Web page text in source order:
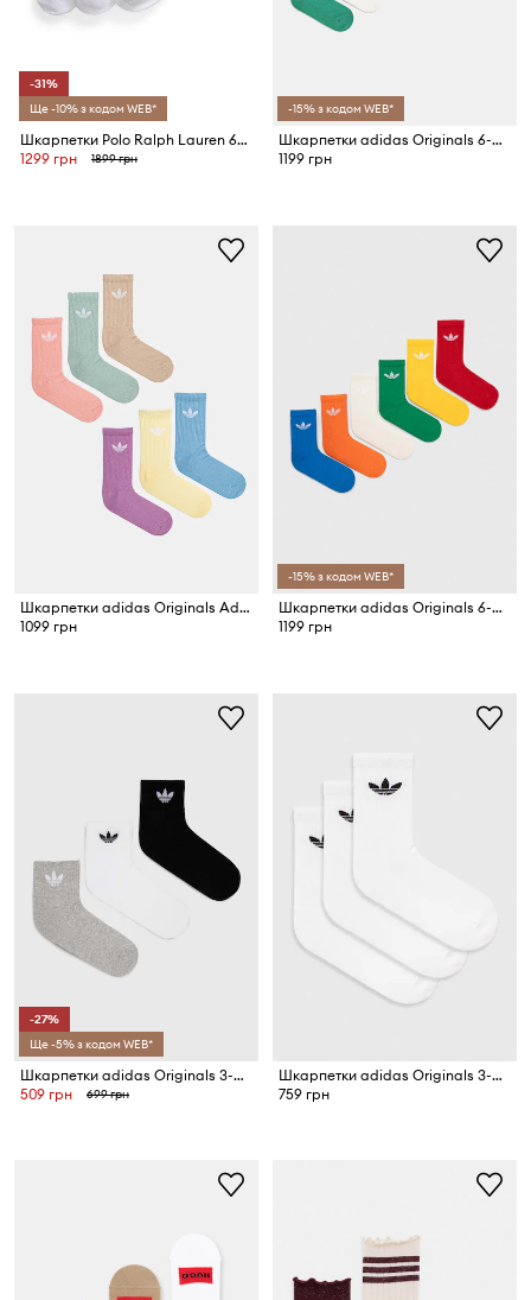
-31%
Ще -10% з кодом WEB*
Шкарпетки Polo Ralph Lauren 6-pack
1299 грн
1899 грн
-15% з кодом WEB*
Шкарпетки adidas Originals 6-pack
1199 грн
Шкарпетки adidas Originals Adicolor 6-pack
1099 грн
-15% з кодом WEB*
Шкарпетки adidas Originals 6-pack
1199 грн
-27%
Ще -5% з кодом WEB*
Шкарпетки adidas Originals 3-pack
509 грн
699 грн
Шкарпетки adidas Originals 3-pack
759 грн